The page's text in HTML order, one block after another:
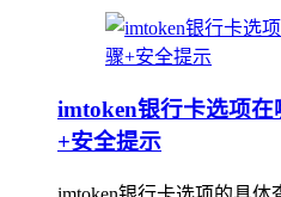
imtoken银行卡选项
+安全提示